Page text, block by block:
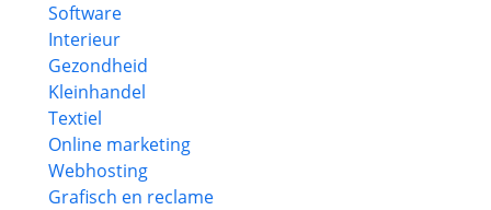
Software
Interieur
Gezondheid
Kleinhandel
Textiel
Online marketing
Webhosting
Grafisch en reclame